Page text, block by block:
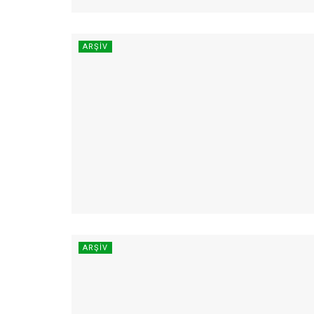
ARŞIV
ARŞIV